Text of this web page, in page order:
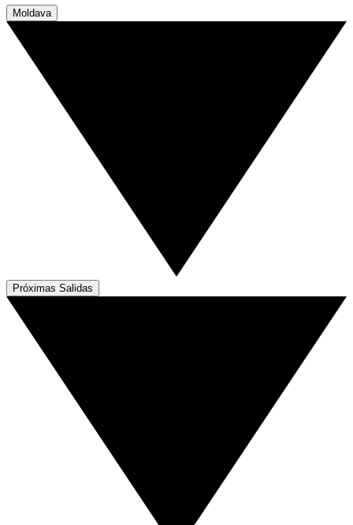
Moldava
Próximas Salidas